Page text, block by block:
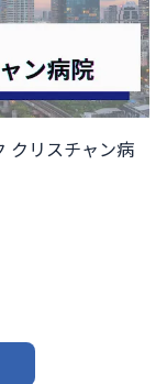
クリスチャン病